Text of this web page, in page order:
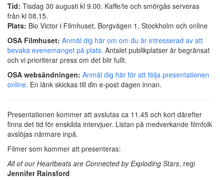
Tid: Tisdag 30 augusti kl 9.00. Kaffe/te och smörgås serveras
från kl 08.15.
Plats: Bio Victor i Filmhuset, Borgvägen 1, Stockholm och online
OSA Filmhuset: Anmäl dig här om om du är intresserad av att
bevaka evenemanget på plats. Antalet publikplatser är begränsat
och vi prioriterar press om det blir fullt.
OSA websändningen: Anmäl dig här för att följa presentationen
online. En länk skickas till din e-post dagen innan.
Presentationen kommer att avslutas ca 11.45 och kort därefter
finns det tid för enskilda intervjuer. Listan på medverkande filmfolk
avslöjas närmare inpå.
Filmer som kommer att presenteras:
All of our Heartbeats are Connected by Exploding Stars, regi
Jennifer Rainsford